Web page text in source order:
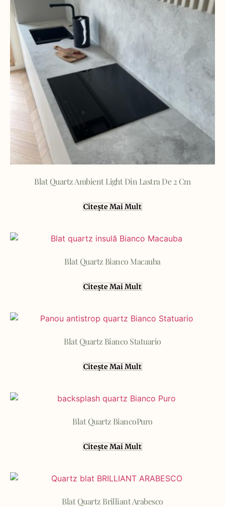
Blat Quartz Ambient Light Din Lastra De 2 Cm
Citește Mai Mult
Blat Quartz Bianco Macauba
Citește Mai Mult
Blat Quartz Bianco Statuario
Citește Mai Mult
Blat Quartz BiancoPuro
Citește Mai Mult
Blat Quartz Brilliant Arabesco